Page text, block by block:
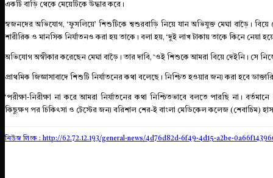
একটি বাড়ি থেকে মেয়েটিকে উদ্ধার করে।
স্বজনদের অভিযোগ, ‘ফুসলিয়ে’ শিশুটিকে শ্বশুরবাড়ি নিয়ে যান অভিযুক্ত মেঘা বাড়ৈ।
শারীরিক ও মানসিক নির্যাতনও করা হয় তাকে। বলা হয়, ‘দুই লাখ টাকায় তাকে কিনে নেয়া
অভিযোগ অস্বীকার করেছেন মেঘা বাড়ৈ। তার দাবি, ‘ওই শিশুকে আমরা বিয়ে দেইনি। সে
প্রাথমিক জিজ্ঞাসাবাদে শিশুটি নির্যাতনের কথা বলেছে। নিশ্চিত হওয়ার জন্য করা হবে
‘পরীক্ষা-নিরীক্ষা না করে আমরা নির্যাতনের কথা নি‌শ্চিতভাবে বলতে পার‌ছি না।
কিছুক্ষণ পর চি‌কিৎসা ও টেস্টের জন্য ব‌রিশাল শের-ই বাংলা মে‌ডিকেল কলেজ (শেবাচিম)
নিউজ লিংক : http://62.72.12.193/general-news/4d76d82d-6f49-4d15-a2be-